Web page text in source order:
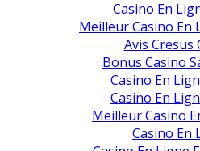
Casino En
Meilleur Casino En
Avis Cresus
Bonus Casino
Casino En
Casino En
Meilleur Casino
Casino En